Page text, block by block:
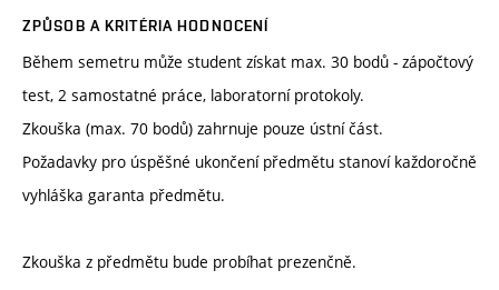
ZPŮSOB A KRITÉRIA HODNOCENÍ
Během semetru může student získat max. 30 bodů - zápočtový
test, 2 samostatné práce, laboratorní protokoly.
Zkouška (max. 70 bodů) zahrnuje pouze ústní část.
Požadavky pro úspěšné ukončení předmětu stanoví každoročně
vyhláška garanta předmětu.
Zkouška z předmětu bude probíhat prezenčně.